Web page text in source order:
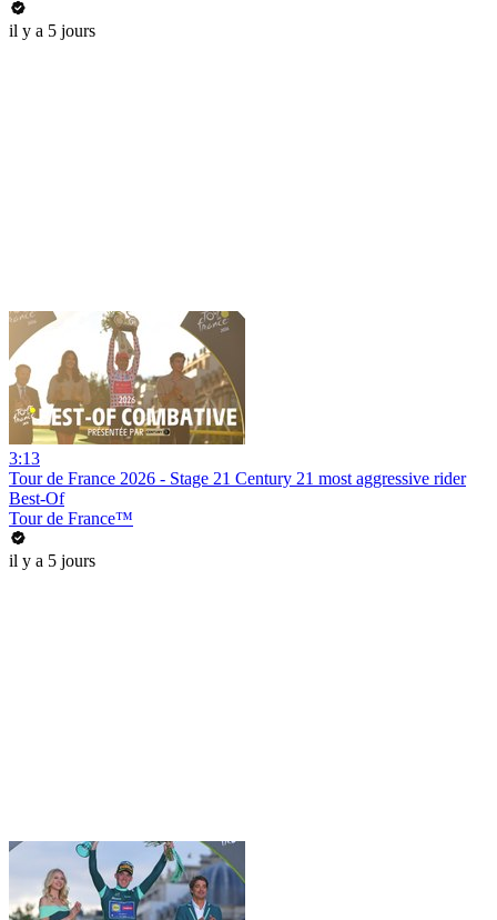
il y a 5 jours
3:13
Tour de France 2026 - Stage 21 Century 21 most aggressive rider
Best-Of
Tour de France™
il y a 5 jours